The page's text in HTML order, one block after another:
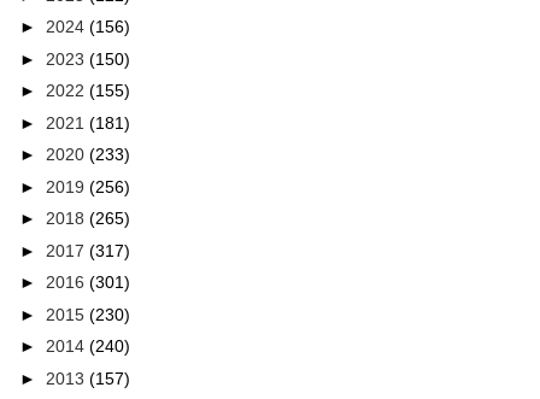
► 2024 (156)
► 2023 (150)
► 2022 (155)
► 2021 (181)
► 2020 (233)
► 2019 (256)
► 2018 (265)
► 2017 (317)
► 2016 (301)
► 2015 (230)
► 2014 (240)
► 2013 (157)